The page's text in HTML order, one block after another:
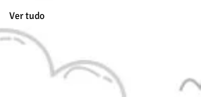
Ver tudo